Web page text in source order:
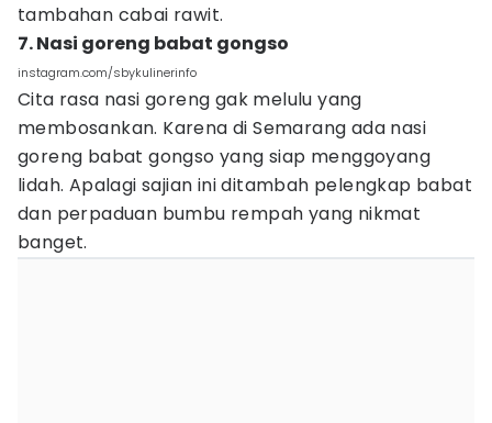
tambahan cabai rawit.
7. Nasi goreng babat gongso
instagram.com/sbykulinerinfo
Cita rasa nasi goreng gak melulu yang
membosankan. Karena di Semarang ada nasi
goreng babat gongso yang siap menggoyang
lidah. Apalagi sajian ini ditambah pelengkap babat
dan perpaduan bumbu rempah yang nikmat
banget.